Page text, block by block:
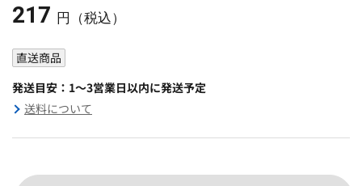
217 円（税込）
直送商品
発送目安：1～3営業日以内に発送予定
送料について